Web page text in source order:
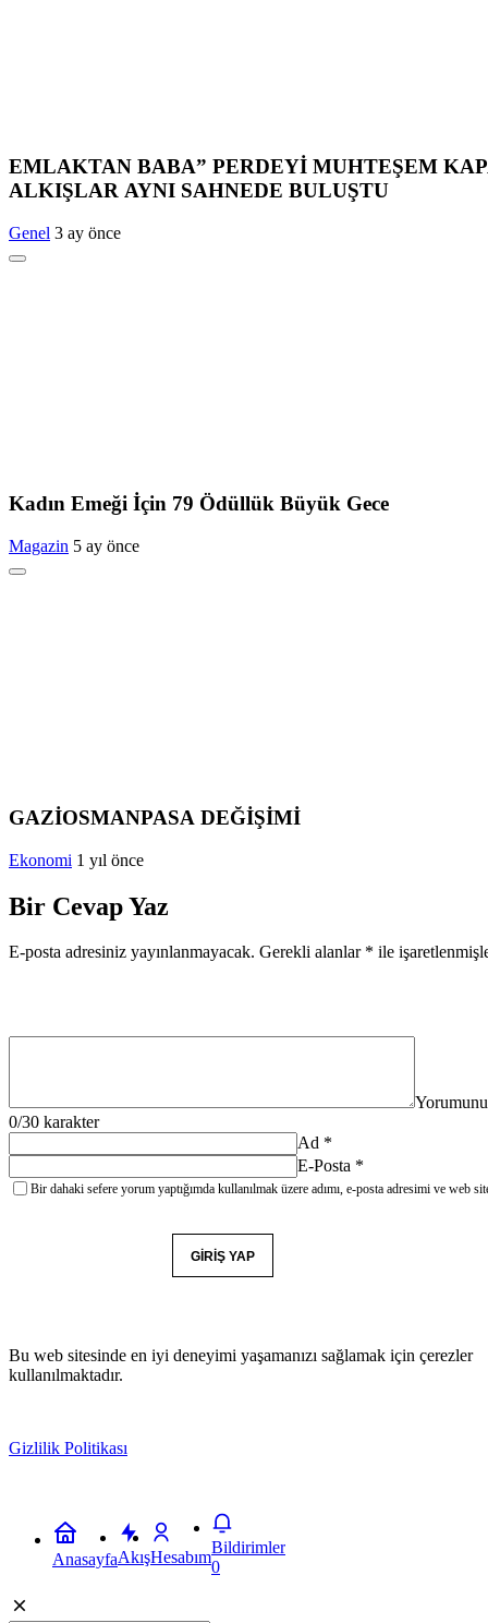
EMLAKTAN BABA” PERDEYİ MUHTEŞEM
ALKIŞLAR AYNI SAHNEDE BULUŞTU
Genel 3 ay önce
Kadın Emeği İçin 79 Ödüllük Büyük Gece
Magazin 5 ay önce
GAZİOSMANPASA DEĞİŞİMİ
Ekonomi 1 yıl önce
Bir Cevap Yaz
E-posta adresiniz yayınlanmayacak. Gerekli alanlar * ile
0/30 karakter
Ad *
E-Posta *
Bir dahaki sefere yorum yaptığımda kullanılmak üzere adımı, e-posta adresimi ve web
GIRIŞ YAP
Bu web sitesinde en iyi deneyimi yaşamanızı sağlamak için çerezler
kullanılmaktadır.
Gizlilik Politikası
AnasayfaAkışHesabım
Bildirimler
0